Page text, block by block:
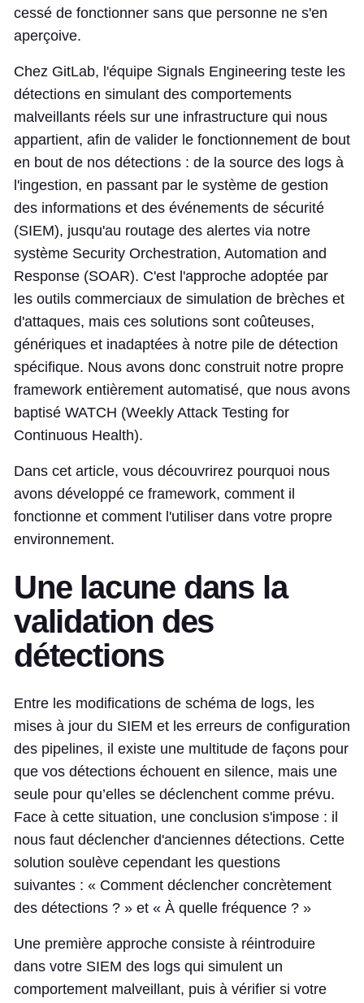
cessé de fonctionner sans que personne ne s'en
aperçoive.
Chez GitLab, l'équipe Signals Engineering teste les
détections en simulant des comportements
malveillants réels sur une infrastructure qui nous
appartient, afin de valider le fonctionnement de bout
en bout de nos détections : de la source des logs à
l'ingestion, en passant par le système de gestion
des informations et des événements de sécurité
(SIEM), jusqu'au routage des alertes via notre
système Security Orchestration, Automation and
Response (SOAR). C'est l'approche adoptée par
les outils commerciaux de simulation de brèches et
d'attaques, mais ces solutions sont coûteuses,
génériques et inadaptées à notre pile de détection
spécifique. Nous avons donc construit notre propre
framework entièrement automatisé, que nous avons
baptisé WATCH (Weekly Attack Testing for
Continuous Health).
Dans cet article, vous découvrirez pourquoi nous
avons développé ce framework, comment il
fonctionne et comment l'utiliser dans votre propre
environnement.
Une lacune dans la
validation des
détections
Entre les modifications de schéma de logs, les
mises à jour du SIEM et les erreurs de configuration
des pipelines, il existe une multitude de façons pour
que vos détections échouent en silence, mais une
seule pour qu’elles se déclenchent comme prévu.
Face à cette situation, une conclusion s'impose : il
nous faut déclencher d'anciennes détections. Cette
solution soulève cependant les questions
suivantes : « Comment déclencher concrètement
des détections ? » et « À quelle fréquence ? »
Une première approche consiste à réintroduire
dans votre SIEM des logs qui simulent un
comportement malveillant, puis à vérifier si votre